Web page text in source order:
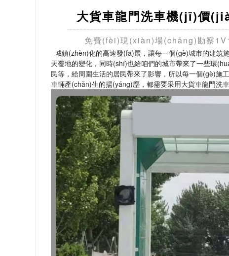
大貨車龍門洗車機(jī)價
免費(fèi)現(xiàn)場(chǎng)勘察
城鎮(zhèn)化的高速發(fā)展，讓每一個(gè)城市的建筑
天覆地的變化，同時(shí)也給咱們的城市帶來了一些環
民等，給周圍生活的居民帶來了影響，所以每一個(gè)
車輛產(chǎn)生的揚(yáng)塵，都需要采用大貨車龍門洗